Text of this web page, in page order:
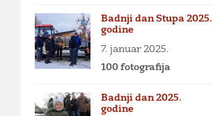
Badnji dan Stupa 2025.
godine
7. januar 2025.
100 fotografija
Badnji dan 2025.
godine